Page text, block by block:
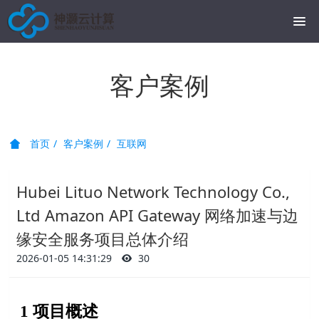
客户案例
首页 客户案例 互联网
Hubei Lituo Network Technology Co.,
Ltd Amazon API Gateway 网络加速与边
缘安全服务项目总体介绍
2026-01-05 14:31:29 30
1 项目概述